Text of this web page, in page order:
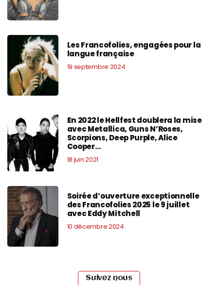
Les Francofolies, engagées pour la
langue française
19 septembre 2024
En 2022 le Hellfest doublera la mise
avec Metallica, Guns N’Roses,
Scorpions, Deep Purple, Alice
Cooper…
18 juin 2021
Soirée d’ouverture exceptionnelle
des Francofolies 2025 le 9 juillet
avec Eddy Mitchell
10 décembre 2024
Suivez nous